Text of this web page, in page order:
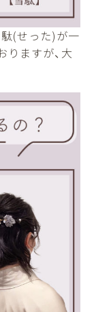
(せった)が一
ますが、大